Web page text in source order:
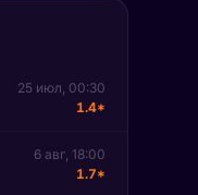
25 июл, 00:30
1.4*
6 авг, 18:00
1.7*